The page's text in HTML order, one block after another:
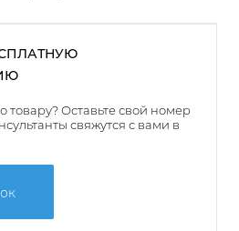
товару? Оставьте свой номер
свяжутся с вами в